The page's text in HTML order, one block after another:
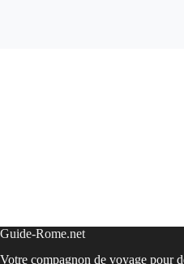
Guide-Rome.net
Votre compagnon de voyage pour